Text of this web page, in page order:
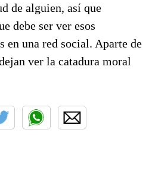
de alguien, así que
debe ser ver esos
una red social. Aparte de
ver la catadura moral